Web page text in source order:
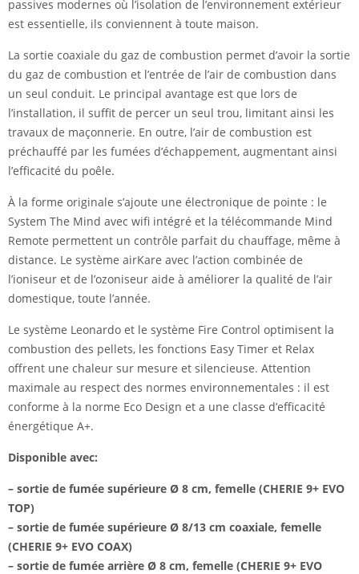
passives modernes où l’isolation de l’environnement extérieur
est essentielle, ils conviennent à toute maison.
La sortie coaxiale du gaz de combustion permet d’avoir la sortie
du gaz de combustion et l’entrée de l’air de combustion dans
un seul conduit. Le principal avantage est que lors de
l’installation, il suffit de percer un seul trou, limitant ainsi les
travaux de maçonnerie. En outre, l’air de combustion est
préchauffé par les fumées d’échappement, augmentant ainsi
l’efficacité du poêle.
À la forme originale s’ajoute une électronique de pointe : le
System The Mind avec wifi intégré et la télécommande Mind
Remote permettent un contrôle parfait du chauffage, même à
distance. Le système airKare avec l’action combinée de
l’ioniseur et de l’ozoniseur aide à améliorer la qualité de l’air
domestique, toute l’année.
Le système Leonardo et le système Fire Control optimisent la
combustion des pellets, les fonctions Easy Timer et Relax
offrent une chaleur sur mesure et silencieuse. Attention
maximale au respect des normes environnementales : il est
conforme à la norme Eco Design et a une classe d’efficacité
énergétique A+.
Disponible avec:
– sortie de fumée supérieure Ø 8 cm, femelle (CHERIE 9+ EVO
TOP)
– sortie de fumée supérieure Ø 8/13 cm coaxiale, femelle
(CHERIE 9+ EVO COAX)
– sortie de fumée arrière Ø 8 cm, femelle (CHERIE 9+ EVO